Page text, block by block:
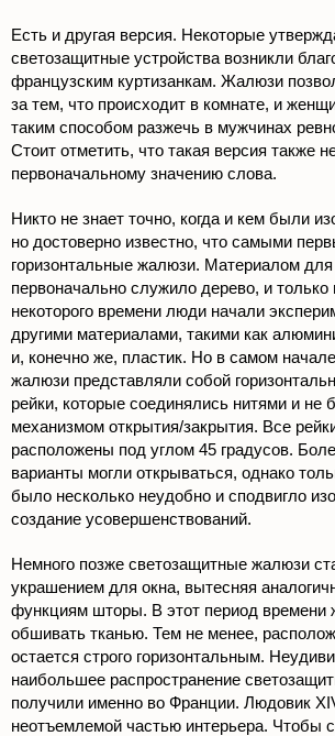
Есть и другая версия. Некоторые
светозащитные устройства возникли
французским куртизанкам. Жалюзи
за тем, что происходит в комнате, и
таким способом разжечь в мужчинах
Стоит отметить, что такая версия также
первоначальному значению слова.
Никто не знает точно, когда и кем были
но достоверно известно, что самыми
горизонтальные жалюзи. Материалом для
первоначально служило дерево, и только
некоторого времени люди начали
другими материалами, такими как
и, конечно же, пластик. Но в самом
жалюзи представляли собой
рейки, которые соединялись нитями и
механизмом открытия/закрытия. Все
расположены под углом 45 градусов.
варианты могли открываться, однако
было несколько неудобно и сподвигло
создание усовершенствований.
Немного позже светозащитные жалюзи
украшением для окна, вытесняя
функциям шторы. В этот период времени
обшивать тканью. Тем не менее,
остается строго горизонтальным.
наибольшее распространение
получили именно во Франции. Людовик
неотъемлемой частью интерьера. Чтобы